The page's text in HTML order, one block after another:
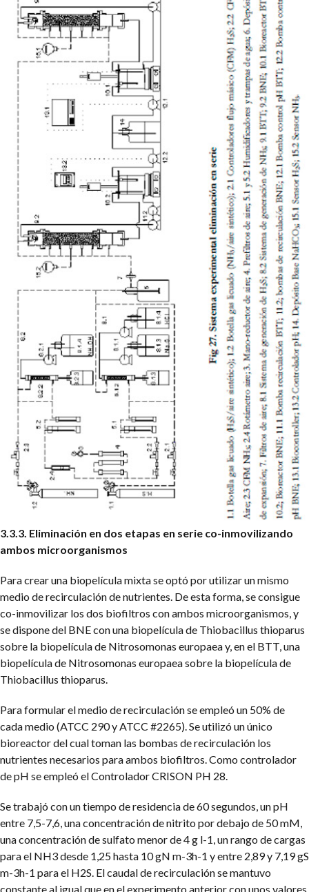
3.3.3. Eliminación en dos etapas en serie co-inmovilizando
ambos microorganismos
Para crear una biopelícula mixta se optó por utilizar un mismo
medio de recirculación de nutrientes. De esta forma, se consigue
co-inmovilizar los dos biofiltros con ambos microorganismos, y
se dispone del BNE con una biopelícula de Thiobacillus thioparus
sobre la biopelícula de Nitrosomonas europaea y, en el BTT, una
biopelícula de Nitrosomonas europaea sobre la biopelícula de
Thiobacillus thioparus.
Para formular el medio de recirculación se empleó un 50% de
cada medio (ATCC 290 y ATCC #2265). Se utilizó un único
bioreactor del cual toman las bombas de recirculación los
nutrientes necesarios para ambos biofiltros. Como controlador
de pH se empleó el Controlador CRISON PH 28.
Se trabajó con un tiempo de residencia de 60 segundos, un pH
entre 7,5-7,6, una concentración de nitrito por debajo de 50 mM,
una concentración de sulfato menor de 4 g l-1, un rango de cargas
para el NH3 desde 1,25 hasta 10 gN m-3h-1 y entre 2,89 y 7,19 gS
m-3h-1 para el H2S. El caudal de recirculación se mantuvo
constante al igual que en el experimento anterior con unos valores